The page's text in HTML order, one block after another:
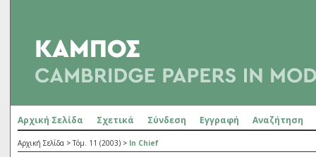
Αρχική Σελίδα Σχετικά Σύνδεση Εγγραφή Αναζήτηση
Αρχική Σελίδα >Τόμ. 11 (2003) > In Chief